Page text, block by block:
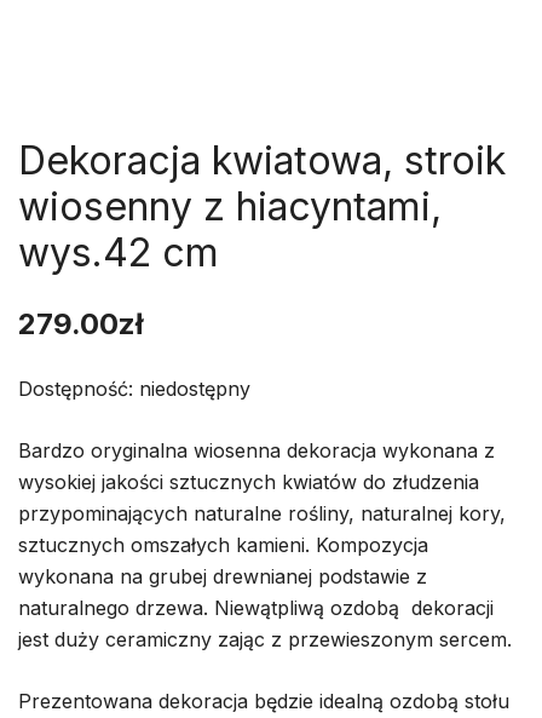
Dekoracja kwiatowa, stroik
wiosenny z hiacyntami,
wys.42 cm
279.00zł
Dostępność: niedostępny
Bardzo oryginalna wiosenna dekoracja wykonana z
wysokiej jakości sztucznych kwiatów do złudzenia
przypominających naturalne rośliny, naturalnej kory,
sztucznych omszałych kamieni. Kompozycja
wykonana na grubej drewnianej podstawie z
naturalnego drzewa. Niewątpliwą ozdobą dekoracji
jest duży ceramiczny zając z przewieszonym sercem.
Prezentowana dekoracja będzie idealną ozdobą stołu